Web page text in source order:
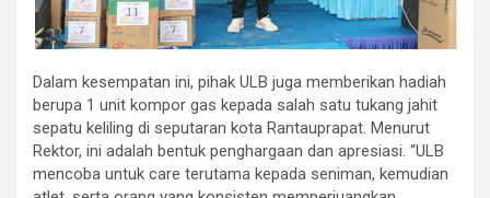
Dalam kesempatan ini, pihak ULB juga memberikan hadiah
berupa 1 unit kompor gas kepada salah satu tukang jahit
sepatu keliling di seputaran kota Rantauprapat. Menurut
Rektor, ini adalah bentuk penghargaan dan apresiasi. “ULB
mencoba untuk care terutama kepada seniman, kemudian